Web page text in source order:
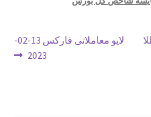
نوشتهٔ
لایو معاملاتی فارکس 13-02-
2023